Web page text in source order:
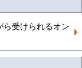
ら受けられるオン